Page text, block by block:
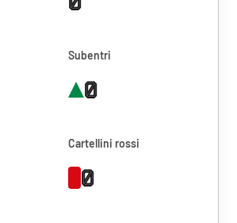
Subentri
0
Cartellini rossi
0